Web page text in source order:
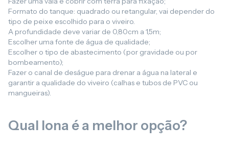
Formato do tanque: quadrado ou retangular, vai depender do
tipo de peixe escolhido para o viveiro.
A profundidade deve variar de 0,80cm a 1,5m;
Escolher uma fonte de água de qualidade;
Escolher o tipo de abastecimento (por gravidade ou por
bombeamento);
Fazer o canal de deságue para drenar a água na lateral e
garantir a qualidade do viveiro (calhas e tubos de PVC ou
mangueiras).
Qual lona é a melhor opção?